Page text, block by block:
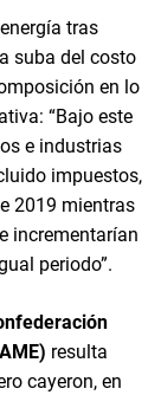
tras
suba del costo
en lo
“Bajo este
e industrias
impuestos,
2019 mientras
incrementarían
periodo”.
resulta
cayeron, en